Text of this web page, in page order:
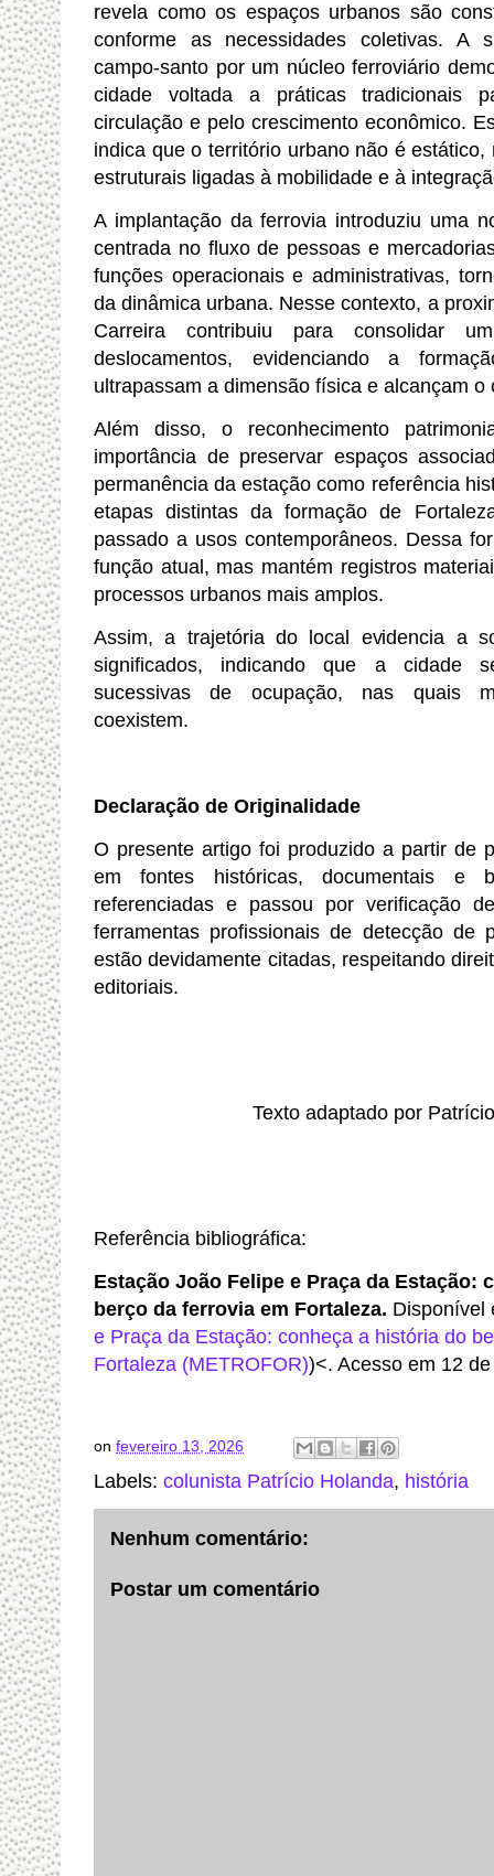
revela como os espaços urbanos são
conforme as necessidades coletivas. A
campo-santo por um núcleo ferroviário
cidade voltada a práticas tradicionais
circulação e pelo crescimento econômico.
indica que o território urbano não é
estruturais ligadas à mobilidade e à
A implantação da ferrovia introduziu uma
centrada no fluxo de pessoas e
funções operacionais e administrativas,
da dinâmica urbana. Nesse contexto, a
Carreira contribuiu para consolidar
deslocamentos, evidenciando a
ultrapassam a dimensão física e alcançam o
Além disso, o reconhecimento
importância de preservar espaços
permanência da estação como referência
etapas distintas da formação de
passado a usos contemporâneos. Dessa
função atual, mas mantém registros
processos urbanos mais amplos.
Assim, a trajetória do local evidencia a
significados, indicando que a cidade
sucessivas de ocupação, nas quais
coexistem.
Declaração de Originalidade
O presente artigo foi produzido a partir de
em fontes históricas, documentais e
referenciadas e passou por verificação
ferramentas profissionais de detecção de
estão devidamente citadas, respeitando
editoriais.
Texto adaptado por
Referência bibliográfica:
Estação João Felipe e Praça da Estação:
berço da ferrovia em Fortaleza. Disponível
e Praça da Estação: conheça a história do
Fortaleza (METROFOR))<. Acesso em 12
on fevereiro 13, 2026
Labels: colunista Patrício Holanda, história
Nenhum comentário:
Postar um comentário